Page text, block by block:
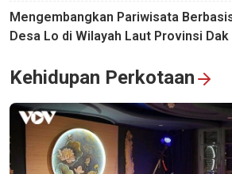
Mengembangkan Pariwisata
Desa Lo di Wilayah Laut Provinsi Dak
Kehidupan Perkotaan